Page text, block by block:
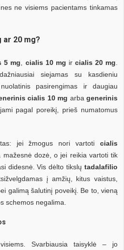
ne visiems pacientams tinkamas
ar 20 mg?
5 mg cialis 10 mg ir cialis 20 mg
siejamas su kasdieniu
pasirengimas ir daugiau
cialis 10 mg arba generinis
pagal poreikį, prieš numatomus
jei žmogus nori vartoti cialis
mažesnė dozė, o jei reikia vartoti tik
didesnė. Vis dėlto tikslų tadalafilio
į amžių, kitus vaistus,
galimą šalutinį poveikį. Be to, vieną
schemos negalima.
Svarbiausia taisyklė – jo